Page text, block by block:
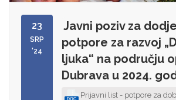
23
SRP
'24
Javni poziv za
potpore za razvoj
ljuka“ na području
Dubrava u 2024.
Prijavni list - potpore za